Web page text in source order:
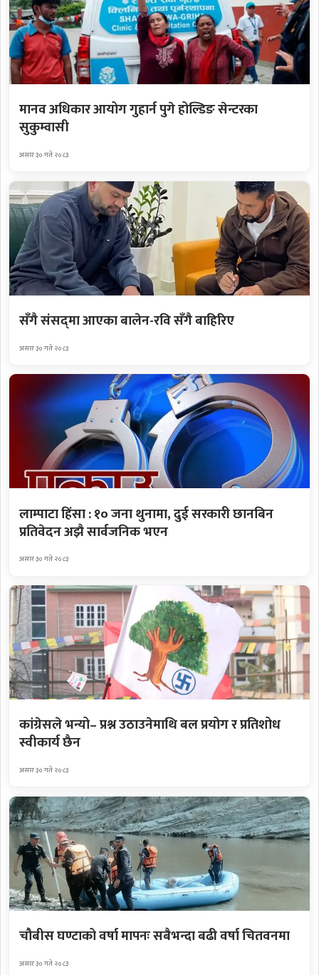
मानव अधिकार आयोग गुहार्न पुगे होल्डिङ सेन्टरका
सुकुम्वासी
असार ३० गते २०८३
सँगै संसद्‌मा आएका बालेन-रवि सँगै बाहिरिए
असार ३० गते २०८३
लाम्पाटा हिंसा : १० जना थुनामा, दुई सरकारी छानबिन
प्रतिवेदन अझै सार्वजनिक भएन
असार ३० गते २०८३
कांग्रेसले भन्यो– प्रश्न उठाउनेमाथि बल प्रयोग र प्रतिशोध
स्वीकार्य छैन
असार ३० गते २०८३
चौबीस घण्टाको वर्षा मापनः सबैभन्दा बढी वर्षा चितवनमा
असार ३० गते २०८३